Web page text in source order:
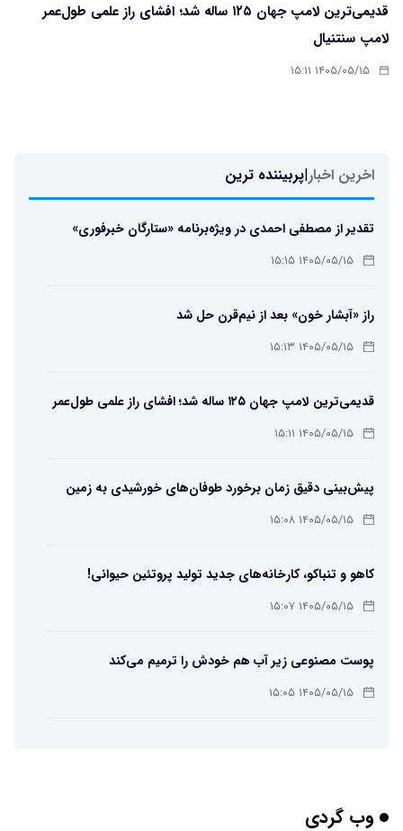
قدیمی‌ترین لامپ جهان ۱۲۵ ساله شد؛ افشای راز علمی طول‌عمر
لامپ سنتنیال
۱۴۰۵/۰۵/۱۵ ۱۵:۱۱
اخرین اخبار|پربیننده ترین
تقدیر از مصطفی احمدی در ویژه‌برنامه «ستارگان خبرفوری»
۱۴۰۵/۰۵/۱۵ ۱۵:۱۵
راز «آبشار خون» بعد از نیم‌قرن حل شد
۱۴۰۵/۰۵/۱۵ ۱۵:۱۳
قدیمی‌ترین لامپ جهان ۱۲۵ ساله شد؛ افشای راز علمی طول‌عمر
لامپ سنتنیال
۱۴۰۵/۰۵/۱۵ ۱۵:۱۱
پیش‌بینی دقیق زمان برخورد طوفان‌های خورشیدی به زمین
ممکن شد
۱۴۰۵/۰۵/۱۵ ۱۵:۰۸
کاهو و تنباکو، کارخانه‌های جدید تولید پروتئین حیوانی!
۱۴۰۵/۰۵/۱۵ ۱۵:۰۷
پوست مصنوعی زیر آب هم خودش را ترمیم می‌کند
۱۴۰۵/۰۵/۱۵ ۱۵:۰۵
وب گردی